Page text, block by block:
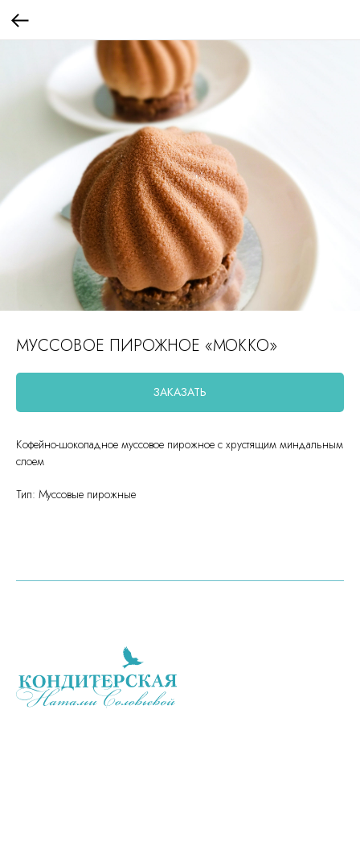
МУССОВОЕ ПИРОЖНОЕ «МОККО»
ЗАКАЗАТЬ
Кофейно-шоколадное муссовое пирожное с хрустящим миндальным
слоем
Тип: Муссовые пирожные